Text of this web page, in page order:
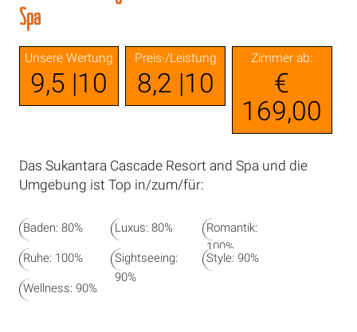
Spa
Unsere Wertung
9,5 |10
Preis-/Leistung
8,2 |10
Zimmer ab:
€
169,00
Das Sukantara Cascade Resort and Spa und die
Umgebung ist Top in/zum/für:
Baden: 80% Luxus: 80%
Romantik:
100%
Ruhe: 100%
Sightseeing:
90%
Style: 90%
Wellness: 90%